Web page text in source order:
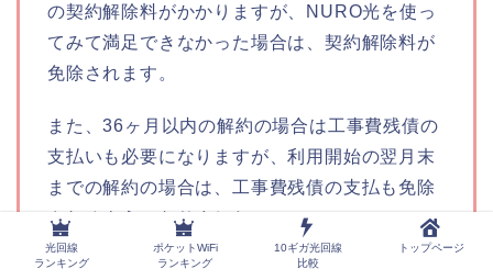
の契約解除料がかかりますが、NURO光を使っ
てみて満足できなかった場合は、契約解除料が
免除されます。
また、36ヶ月以内の解約の場合は工事費残債の
支払いも必要になりますが、利用開始の翌月末
までの解約の場合は、工事費残債の支払も免除
されるようになりました。
これにより、 NURO光が、最大2ヶ月間解約費
光回線
ランキング
ポケットWiFi
ランキング
10ギガ光回線
比較
トップページ